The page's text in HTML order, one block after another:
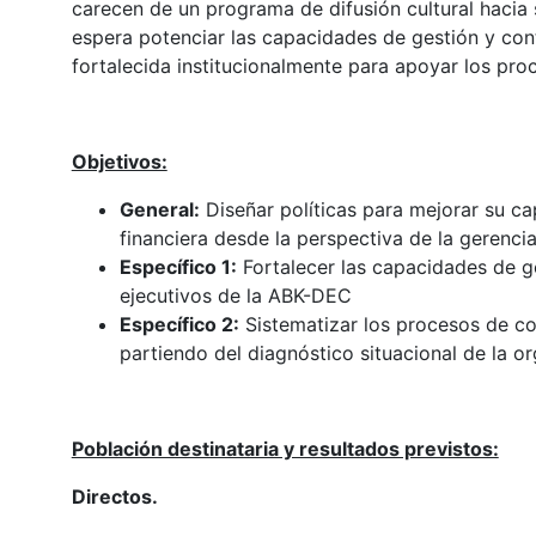
carecen de un programa de difusión cultural
espera potenciar las capacidades de gestión y
fortalecida institucionalmente para apoyar los
Objetivos:
General: Diseñar políticas para mejorar su
financiera desde la perspectiva de la
Específico 1: Fortalecer las capacidades de
ejecutivos de la ABK-DEC
Específico 2: Sistematizar los procesos de
partiendo del diagnóstico situacional de la
Población destinataria y resultados previstos:
Directos.